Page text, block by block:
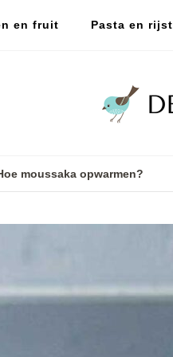
en fruit Pasta en rijst
moussaka opwarmen?